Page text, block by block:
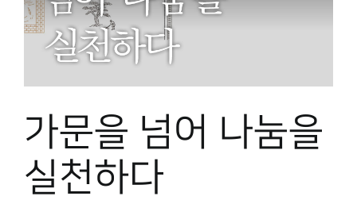
민속 인사이드
박물관 홈페이지
가문을 넘어 나눔을
실천하다